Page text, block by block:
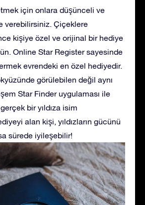
için onlara düşünceli ve
verebilirsiniz. Çiçeklere
kişiye özel ve orijinal bir hediye
Online Star Register sayesinde
evrendeki en özel hediyedir.
görülebilen değil aynı
Star Finder uygulaması ile
bir yıldıza isim
alan kişi, yıldızların gücünü
sürede iyileşebilir!